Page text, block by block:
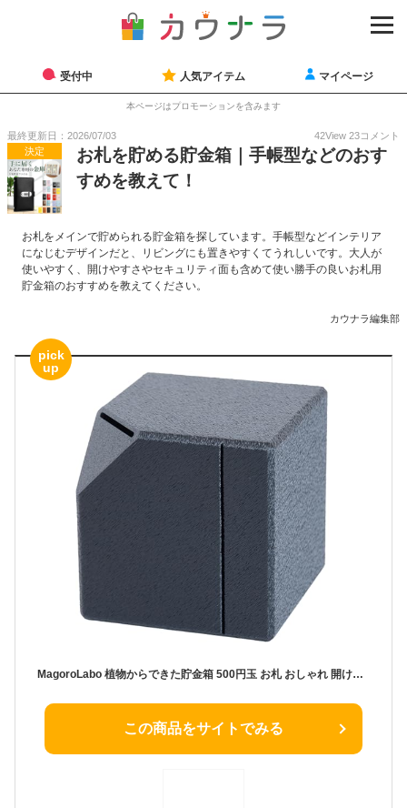
受付中 人気アイテム マイページ
本ページはプロモーションを含みます
最終更新日：2026/07/03 42View 23コメント
決定
お札を貯める貯金箱｜手帳型などのおす
すめを教えて！
お札をメインで貯められる貯金箱を探しています。手帳型などインテリア
になじむデザインだと、リビングにも置きやすくてうれしいです。大人が
使いやすく、開けやすさやセキュリティ面も含めて使い勝手の良いお札用
貯金箱のおすすめを教えてください。
カウナラ編集部
pick
up
MagoroLabo 植物からできた貯金箱 500円玉 お札 おしゃれ 開けられない 10万円 【日本製】 黒 biomono ML-246
この商品をサイトでみる